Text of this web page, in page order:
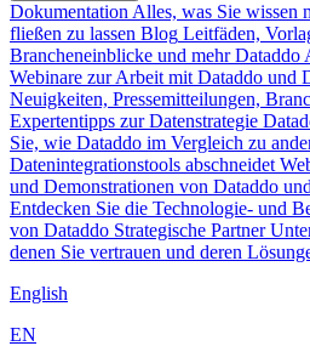
Dokumentation Alles, was Sie wissen
fließen zu lassen Blog Leitfäden,
Brancheneinblicke und mehr Dataddo
Webinare zur Arbeit mit Dataddo und
Neuigkeiten, Pressemitteilungen,
Expertentipps zur Datenstrategie
Sie, wie Dataddo im Vergleich zu
Datenintegrationstools abschneidet
und Demonstrationen von Dataddo
Entdecken Sie die Technologie- und
von Dataddo Strategische Partner
denen Sie vertrauen und deren
English
EN